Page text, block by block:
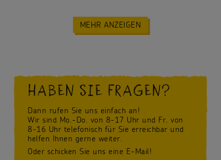
MEHR ANZEIGEN
HABEN SIE FRAGEN?
Dann rufen Sie uns einfach an!
Wir sind Mo.-Do. von 8-17 Uhr und Fr. von
8-16 Uhr telefonisch für Sie erreichbar und
helfen Ihnen gerne weiter.
Oder schicken Sie uns eine E-Mail!